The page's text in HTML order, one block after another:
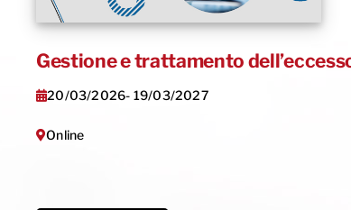
Gestione e trattamento
20/03/2026- 19/03/2027
Online